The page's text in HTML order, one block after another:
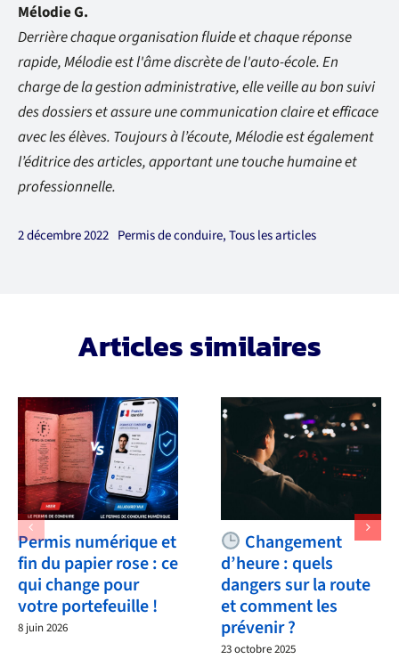
Mélodie G.
Derrière chaque organisation fluide et chaque réponse
rapide, Mélodie est l'âme discrète de l'auto-école. En
charge de la gestion administrative, elle veille au bon suivi
des dossiers et assure une communication claire et efficace
avec les élèves. Toujours à l’écoute, Mélodie est également
l’éditrice des articles, apportant une touche humaine et
professionnelle.
2 décembre 2022 Permis de conduire,Tous les articles
Articles similaires
Permis numérique et
fin du papier rose : ce
qui change pour
votre portefeuille !
8 juin 2026
Changement
d’heure : quels
dangers sur la route
et comment les
prévenir ?
23 octobre 2025